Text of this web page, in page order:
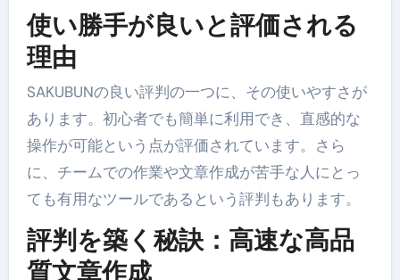
使い勝手が良いと評価される
理由
SAKUBUNの良い評判の一つに、その使いやすさが
あります。初心者でも簡単に利用でき、直感的な
操作が可能という点が評価されています。さら
に、チームでの作業や文章作成が苦手な人にとっ
ても有用なツールであるという評判もあります。
評判を築く秘訣：高速な高品
質文章作成